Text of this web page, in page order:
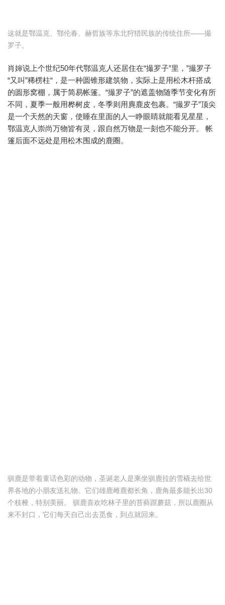
这就是鄂温克、鄂伦春、赫哲族等东北狩猎民族的传统住所——撮
罗子。
肖婶说上个世纪50年代鄂温克人还居住在“撮罗子”里，”撮罗子
“又叫”稀楞柱“，是一种圆锥形建筑物，实际上是用松木杆搭成
的圆形窝棚，属于简易帐篷。“撮罗子”的遮盖物随季节变化有所
不同，夏季一般用桦树皮，冬季则用麂鹿皮包裹。“撮罗子”顶尖
是一个天然的天窗，使睡在里面的人一睁眼睛就能看见星星，
鄂温克人崇尚万物皆有灵，跟自然万物是一刻也不能分开。 帐
篷后面不远处是用松木围成的鹿圈。
驯鹿是带着童话色彩的动物，圣诞老人是乘坐驯鹿拉的雪橇去给世
界各地的小朋友送礼物。它们雄鹿雌鹿都长角，鹿角最多能长出30
个枝桠，特别美丽。 驯鹿喜欢吃林子里的苔藓跟蘑菇，所以鹿圈从
来不封口，它们每天自己出去觅食，到点就回来。